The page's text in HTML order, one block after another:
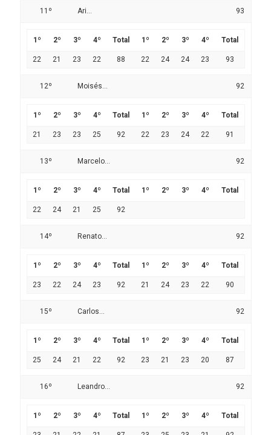
11º Ari... 93
1º 2º 3º 4º Total 1º 2º 3º 4º Total
22 21 23 22 88 22 24 24 23 93
12º Moisés... 92
1º 2º 3º 4º Total 1º 2º 3º 4º Total
21 23 23 25 92 22 23 24 22 91
13º Marcelo... 92
1º 2º 3º 4º Total 1º 2º 3º 4º Total
22 24 21 25 92
14º Renato... 92
1º 2º 3º 4º Total 1º 2º 3º 4º Total
23 22 24 23 92 21 24 23 22 90
15º Carlos... 92
1º 2º 3º 4º Total 1º 2º 3º 4º Total
25 24 21 22 92 23 21 23 20 87
16º Leandro... 92
1º 2º 3º 4º Total 1º 2º 3º 4º Total